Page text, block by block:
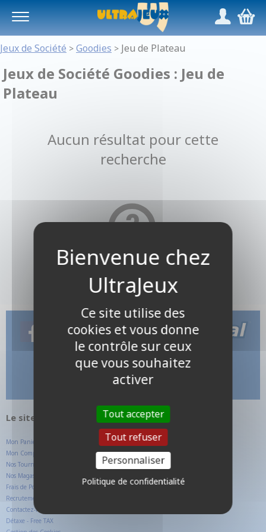
/,
Jeux de Société > Goodies > Jeu de Plateau
Jeux de Société Goodies : Jeu de
Plateau
Aucun résultat pour cette
recherche
Le site internet UltraJeux.com
Mon Panier
Mon Compte Client
Nos Tournois
Nos Magasins
Frais de Ports
Recrutement
Contactez-nous
Détaxe - Free TAX
Ce site utilise des
cookies et vous donne
le contrôle sur ceux
que vous souhaitez
activer
Tout accepter
Tout refuser
Personnaliser
Politique de confidentialité